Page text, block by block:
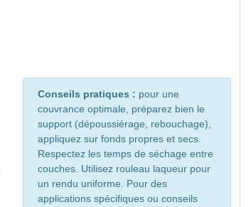
Conseils pratiques : pour une
couvrance optimale, préparez bien le
support (dépoussiérage, rebouchage),
appliquez sur fonds propres et secs.
Respectez les temps de séchage entre
couches. Utilisez rouleau laqueur pour
un rendu uniforme. Pour des
applications spécifiques ou conseils